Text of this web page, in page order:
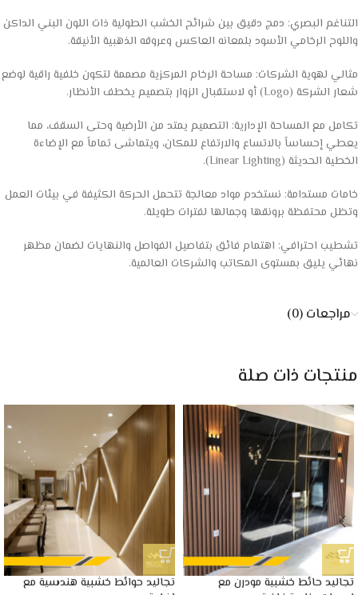
التناغم البصري: دمج دقيق بين شرائح الخشب الطولية ذات اللون البني الداكن
واللوح الرخامي الأسود بلمعانه العاكس وعروقه الذهبية الأنيقة.
مثالي لهوية الشركات: مساحة الرخام المركزية مصممة لتكون خلفية راقية لوضع
شعار الشركة (Logo) أو لاستقبال الزوار بتصميم يخطف الأنظار.
تكامل مع المساحة الإدارية: التصميم يمتد من الأرضية وحتى السقف، مما
يعطي إحساساً بالاتساع والارتفاع للمكان، ويتماشى تماماً مع الإضاءة
الخطية الحديثة (Linear Lighting).
خامات مستدامة: نستخدم مواد معالجة تتحمل الحركة الكثيفة في بيئات العمل
وتظل محتفظة برونقها وجمالها لفترات طويلة.
تشطيب احترافي: اهتمام فائق بتفاصيل الفواصل والنهايات لضمان مظهر
نهائي يليق بمستوى المكاتب والشركات العالمية.
مراجعات (0)
منتجات ذات صلة
تجاليد حائط خشبية مودرن مع
تجاليد حوائط خشبية هندسية مع